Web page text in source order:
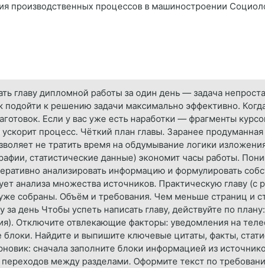
производственных процессов в машиностроении
главу дипломной работы за один день — задача
подойти к решению задачи максимально эффективно.
Если у вас уже есть наработки — фрагменты
процесс. Чёткий план главы. Заранее продуманная
не тратить время на обдумывание логики
статистические данные) экономит часы работы.
анализировать информацию и формулировать
анализа множества источников. Практическую главу (с
собраны. Объём и требования. Чем меньше страниц и
за день Чтобы успеть написать главу, действуйте по
Отключите отвлекающие факторы: уведомления на
Найдите и выпишите ключевые цитаты, факты,
сначала заполните блоки информацией из
между разделами. Оформите текст по